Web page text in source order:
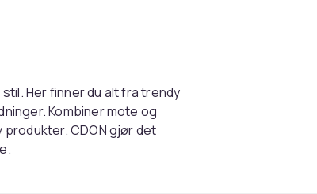
Her finner du alt fra trendy
Kombiner mote og
CDON gjør det